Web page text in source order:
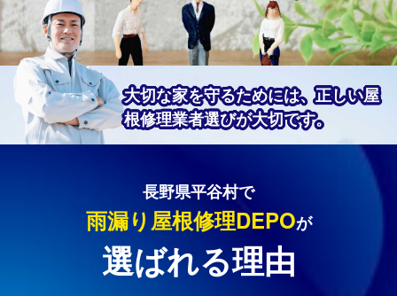
大切な家を守るためには、正しい屋
根修理業者選びが大切です。
長野県平谷村で
雨漏り屋根修理DEPOが
選ばれる理由